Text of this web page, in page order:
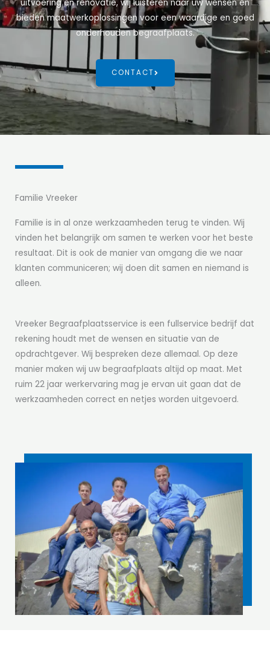
uitvoering en renovatie, wij luisteren naar uw wensen en
bieden maatwerkoplossingen voor een waardige en goed
onderhouden begraafplaats.
CONTACT
Familie Vreeker
Familie is in al onze werkzaamheden terug te vinden. Wij
vinden het belangrijk om samen te werken voor het beste
resultaat. Dit is ook de manier van omgang die we naar
klanten communiceren; wij doen dit samen en niemand is
alleen.
Vreeker Begraafplaatsservice is een fullservice bedrijf dat
rekening houdt met de wensen en situatie van de
opdrachtgever. Wij bespreken deze allemaal. Op deze
manier maken wij uw begraafplaats altijd op maat. Met
ruim 22 jaar werkervaring mag je ervan uit gaan dat de
werkzaamheden correct en netjes worden uitgevoerd.